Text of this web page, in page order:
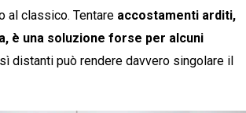
al classico. Tentare accostamenti arditi,
è una soluzione forse per alcuni
distanti può rendere davvero singolare il